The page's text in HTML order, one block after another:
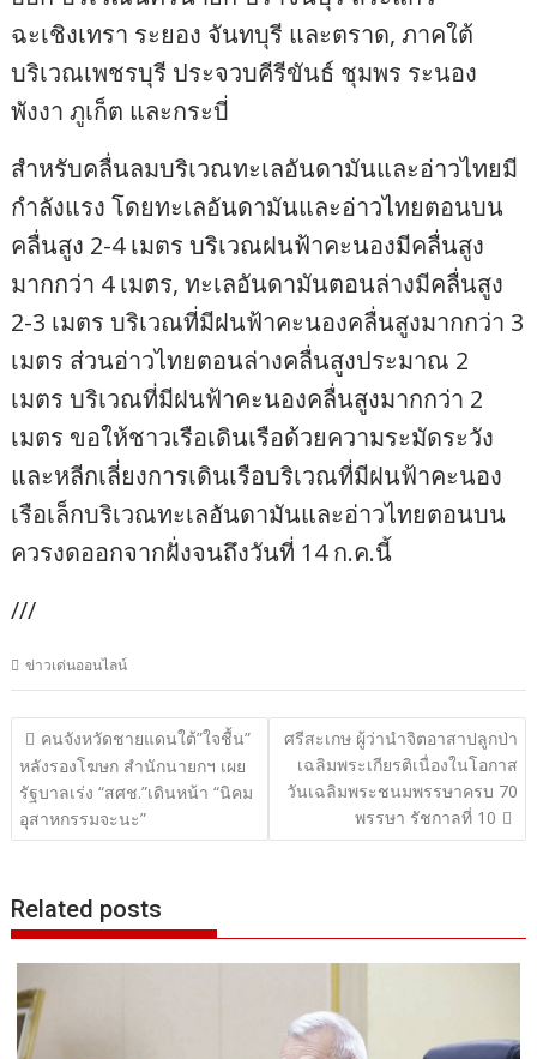
ฉะเชิงเทรา ระยอง จันทบุรี และตราด, ภาคใต้
บริเวณเพชรบุรี ประจวบคีรีขันธ์ ชุมพร ระนอง
พังงา ภูเก็ต และกระบี่
สำหรับคลื่นลมบริเวณทะเลอันดามันและอ่าวไทยมี
กำลังแรง โดยทะเลอันดามันและอ่าวไทยตอนบน
คลื่นสูง 2-4 เมตร บริเวณฝนฟ้าคะนองมีคลื่นสูง
มากกว่า 4 เมตร, ทะเลอันดามันตอนล่างมีคลื่นสูง
2-3 เมตร บริเวณที่มีฝนฟ้าคะนองคลื่นสูงมากกว่า 3
เมตร ส่วนอ่าวไทยตอนล่างคลื่นสูงประมาณ 2
เมตร บริเวณที่มีฝนฟ้าคะนองคลื่นสูงมากกว่า 2
เมตร ขอให้ชาวเรือเดินเรือด้วยความระมัดระวัง
และหลีกเลี่ยงการเดินเรือบริเวณที่มีฝนฟ้าคะนอง
เรือเล็กบริเวณทะเลอันดามันและอ่าวไทยตอนบน
ควรงดออกจากฝั่งจนถึงวันที่ 14 ก.ค.นี้
///
ข่าวเด่นออนไลน์
แนะแนว
เรื่อง
คนจังหวัดชายแดนใต้”ใจชื้น”
หลังรองโฆษก สำนักนายกฯ เผย
รัฐบาลเร่ง “สศช.”เดินหน้า “นิคม
อุสาหกรรมจะนะ”
ศรีสะเกษ ผู้ว่านำจิตอาสาปลูกป่า
เฉลิมพระเกียรติเนื่องในโอกาส
วันเฉลิมพระชนมพรรษาครบ 70
พรรษา รัชกาลที่ 10
Related posts